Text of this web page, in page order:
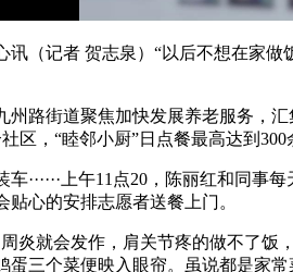
记者 贺志泉）“以后不想在家做
街道聚焦加快发展养老服务，汇
区，“睦邻小厨”日点餐最高达到300
上午11点20，陈丽红和同事
心的安排志愿者送餐上门。
就会发作，肩关节疼的做不了饭
蛋三个菜便映入眼帘。虽说都是家